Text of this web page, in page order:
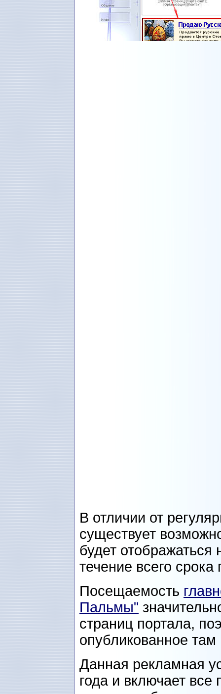
В отличии от
существует
будет
течение всего
Посещаемость
Пальмы"
страниц портала,
опубликованное
Данная рекламная
года и включает